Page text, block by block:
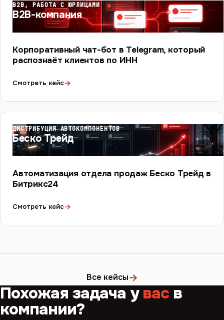
B2B, РАБОТА С ЮРЛИЦАМИ
B2B-компания
Корпоративный чат-бот в Telegram, который
распознаёт клиентов по ИНН
Смотреть кейс→
ДИСТРИБУЦИЯ АВТОКОМПОНЕНТОВ
Беско Трейд
Автоматизация отдела продаж Беско Трейд в
Битрикс24
Смотреть кейс→
Все кейсы→
Похожая задача увасв
компании?